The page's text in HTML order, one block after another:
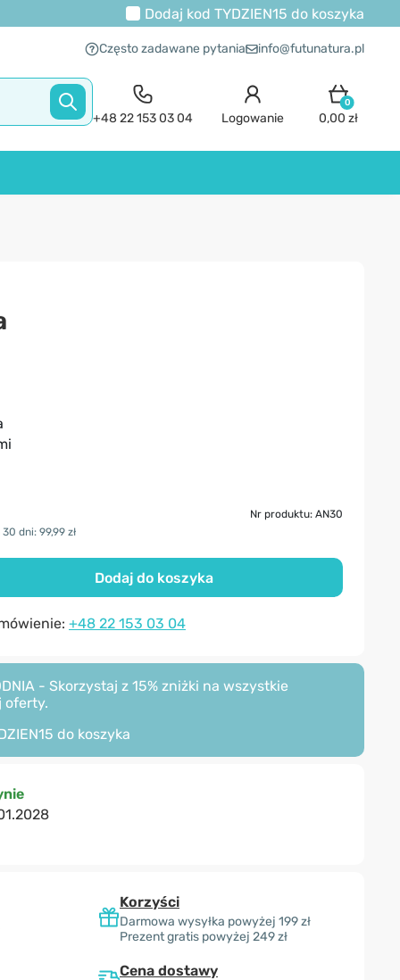
Dodaj kod TYDZIEN15 do koszyka
Często zadawane pytania info@futunatura.pl
+48 22 153 03 04 Logowanie
0
0,00 zł
Nr produktu: AN30
dni: 99,99 zł
Dodaj do koszyka
+48 22 153 03 04
- Skorzystaj z 15% zniżki na wszystkie
oferty.
do koszyka
Korzyści
Darmowa wysyłka powyżej 199 zł
Prezent gratis powyżej 249 zł
Cena dostawy